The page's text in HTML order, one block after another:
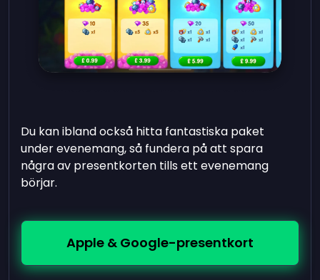
Du kan ibland också hitta fantastiska paket
under evenemang, så fundera på att spara
några av presentkorten tills ett evenemang
börjar.
Apple & Google-presentkort